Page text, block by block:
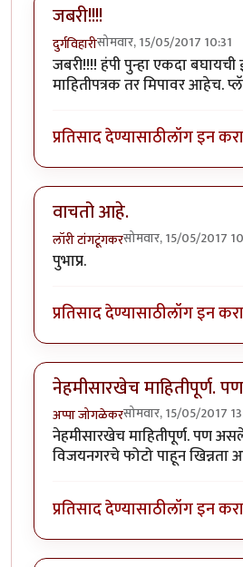
जबरी!!!!
दुर्गविहारीसोमवार, 15/05/2017 10:31
जबरी!!!! हंपी पुन्हा एकदा बघायची
माहितीपत्रक तर मिपावर आहेच.
प्रतिसाद देण्यासाठीलॉग इन करा
वाचतो आहे.
लॉरी टांगटूंगकरसोमवार, 15/05/2017
पुभाप्र.
प्रतिसाद देण्यासाठीलॉग इन करा
नेहमीसारखेच माहितीपूर्ण. पण
अप्पा जोगळेकरसोमवार, 15/05/2017
नेहमीसारखेच माहितीपूर्ण. पण
विजयनगरचे फोटो पाहून खिन्नता
प्रतिसाद देण्यासाठीलॉग इन करा